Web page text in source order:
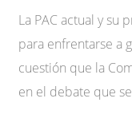
La PAC actual y su
para enfrentarse a
cuestión que la
en el debate que